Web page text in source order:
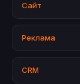
Сайт
Реклама
CRM